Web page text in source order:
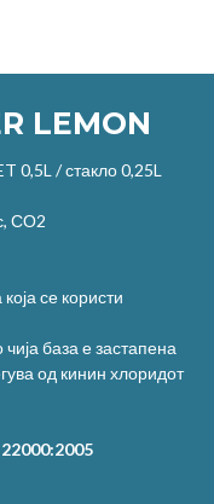
LEMON
0,5L / стакло 0,25L
СО2
се користи
база е застапена
од кинин хлоридот